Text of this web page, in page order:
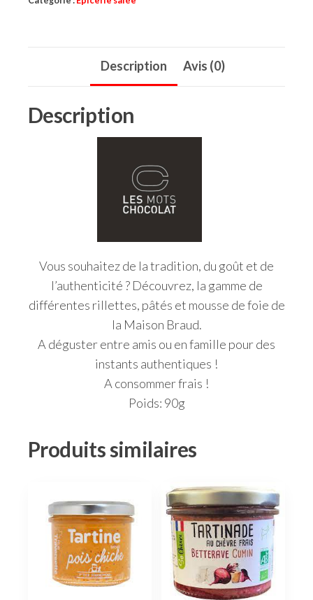
d'Espelette
-
Description Avis (0)
Description
Vous souhaitez de la tradition, du goût et de
l’authenticité ? Découvrez, la gamme de
différentes rillettes, pâtés et mousse de foie de
la Maison Braud.
A déguster entre amis ou en famille pour des
instants authentiques !
A consommer frais !
Poids: 90g
Produits similaires